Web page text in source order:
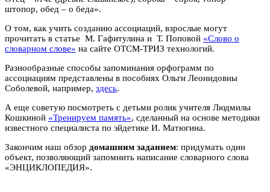
штопор, обед – о беда».
О том, как учить созданию ассоциаций, взрослые могут
прочитать в статье М. Гафитулина и Т. Поповой «Слово о
словарном слове» на сайте ОТСМ-ТРИЗ технологий.
Разнообразные способы запоминания орфограмм по
ассоциациям представлены в пособиях Ольги Леонидовны
Соболевой, например, здесь.
А еще советую посмотреть с детьми ролик учителя Людмилы
Кошкиной «Тренируем память», сделанный на основе методики
известного специалиста по эйдетике И. Матюгина.
Закончим наш обзор домашним заданием: придумать один
объект, позволяющий запомнить написание словарного слова
«ЭНЦИКЛОПЕДИЯ».